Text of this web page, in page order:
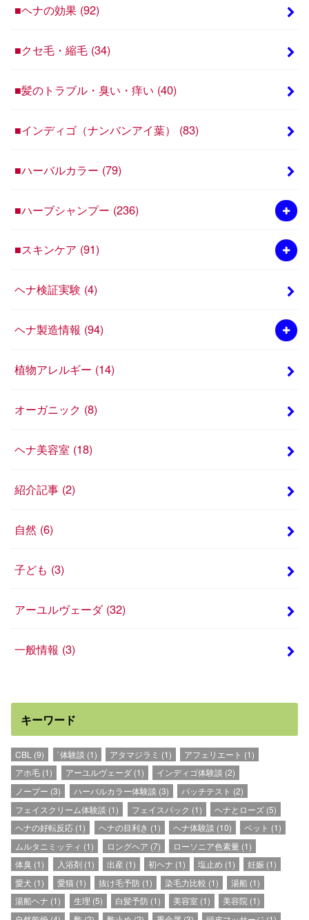
■ヘナの効果 (92)
■クセ毛・縮毛 (34)
■髪のトラブル・臭い・痒い (40)
■インディゴ（ナンバンアイ葉） (83)
■ハーバルカラー (79)
■ハーブシャンプー (236)
■スキンケア (91)
ヘナ検証実験 (4)
ヘナ製造情報 (94)
植物アレルギー (14)
オーガニック (8)
ヘナ美容室 (18)
紹介記事 (2)
自然 (6)
子ども (3)
アーユルヴェーダ (32)
一般情報 (3)
キーワード
CBL (9) `体験談 (1) アタマジラミ (1) アフェリエート (1)
アホ毛 (1) アーユルヴェーダ(1) インディゴ体験談 (2)
ノープー (3) ハーバルカラー体験談 (3) パッチテスト (2)
フェイスクリーム体験談 (1) フェイスパック (1) ヘナとローズ(5)
ヘナの好転反応 (1) ヘナの目利き (1) ヘナ体験談 (10) ペット (1)
ムルタニミッティ (1) ロングヘア (7) ローソニア色素量(1)
体臭 (1) 入浴剤(1) 出産(1) 初ヘナ (1) 塩止め (1) 妊娠 (1)
愛犬 (1) 愛猫(1) 抜け毛予防(1) 染毛力比較 (1) 湯船 (1)
湯船ヘナ (1) 生理 (5) 白髪予防(1) 美容室 (1) 美容院 (1)